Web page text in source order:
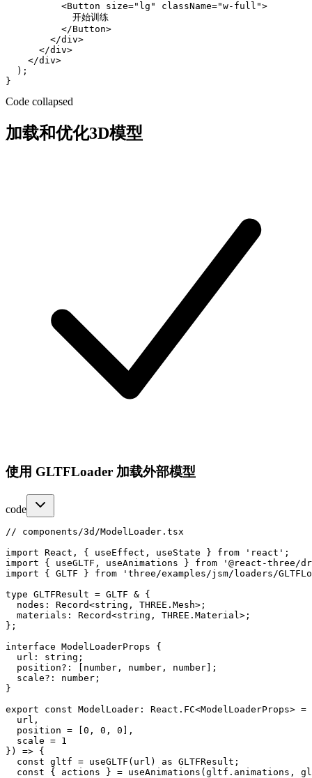
          <Button size="lg" className="w-full">
            开始训练
          </Button>
        </div>
      </div>
    </div>
  );
Code collapsed
加载和优化3D模型
使用 GLTFLoader 加载外部模型
code
// components/3d/ModelLoader.tsx
import React, { useEffect, useState } from 'react';
import { useGLTF, useAnimations } from '@react-three/
import { GLTF } from 'three/examples/jsm/loaders/
type GLTFResult = GLTF & {
  nodes: Record<string, THREE.Mesh>;
  materials: Record<string, THREE.Material>;
};
interface ModelLoaderProps {
  url: string;
  position?: [number, number, number];
  scale?: number;
}
export const ModelLoader: React.FC<ModelLoaderProps>
  url,
  position = [0, 0, 0],
  scale = 1
}) => {
  const gltf = useGLTF(url) as GLTFResult;
const { actions } = useAnimations(gltf.animations,